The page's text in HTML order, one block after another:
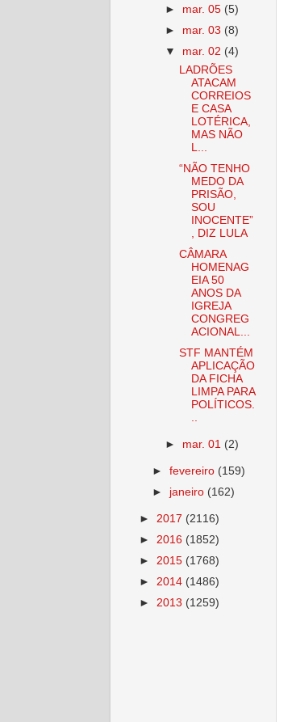
► mar. 05 (5)
► mar. 03 (8)
▼ mar. 02 (4)
LADRÕES
ATACAM
CORREIOS
E CASA
LOTÉRICA,
MAS NÃO
L...
“NÃO TENHO
MEDO DA
PRISÃO,
SOU
INOCENTE”
, DIZ LULA
CÂMARA
HOMENAG
EIA 50
ANOS DA
IGREJA
CONGREG
ACIONAL...
STF MANTÉM
APLICAÇÃO
DA FICHA
LIMPA PARA
POLÍTICOS.
..
► mar. 01 (2)
►fevereiro (159)
► janeiro (162)
► 2017 (2116)
► 2016 (1852)
► 2015 (1768)
► 2014 (1486)
► 2013 (1259)